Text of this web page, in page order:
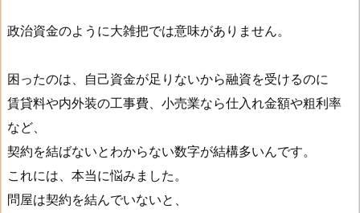
政治資金のように大雑把では意味がありません。
困ったのは、自己資金が足りないから融資を受けるのに
賃貸料や内外装の工事費、小売業なら仕入れ金額や粗利率
など、
契約を結ばないとわからない数字が結構多いんです。
これには、本当に悩みました。
問屋は契約を結んでいないと、